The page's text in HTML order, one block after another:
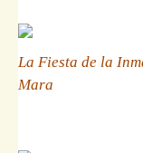
La Fiesta de la
Mara